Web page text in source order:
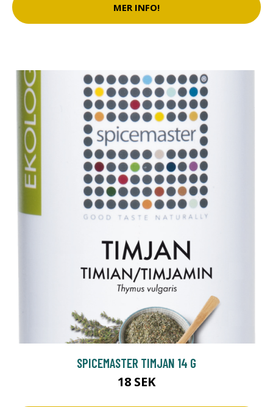
MER INFO!
SPICEMASTER TIMJAN 14 G
18 SEK